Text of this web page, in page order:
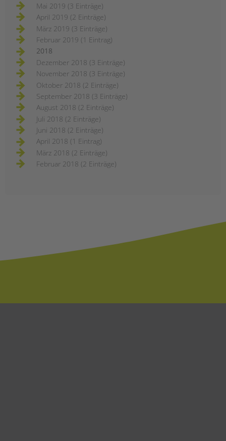
Mai 2019 (3 Einträge)
April 2019 (2 Einträge)
März 2019 (3 Einträge)
Februar 2019 (1 Eintrag)
2018
Dezember 2018 (3 Einträge)
November 2018 (3 Einträge)
Oktober 2018 (2 Einträge)
September 2018 (3 Einträge)
August 2018 (2 Einträge)
Juli 2018 (2 Einträge)
Juni 2018 (2 Einträge)
April 2018 (1 Eintrag)
März 2018 (2 Einträge)
Februar 2018 (2 Einträge)